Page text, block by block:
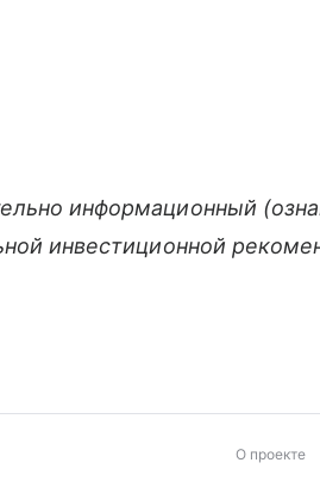
информационный
инвестиционной
О проекте